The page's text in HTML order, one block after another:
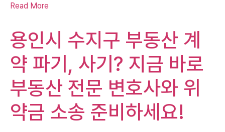
Read More
용인시 수지구 부동산 계
약 파기, 사기? 지금 바로
부동산 전문 변호사와 위
약금 소송 준비하세요!